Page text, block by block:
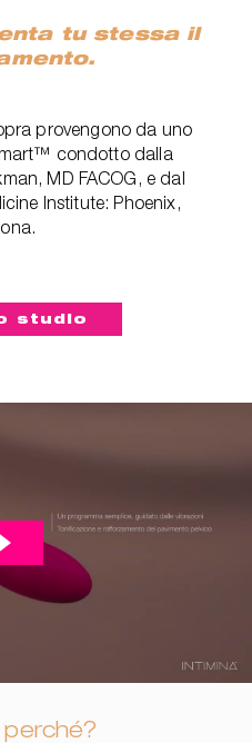
tu stessa il
provengono da uno
condotto dalla
MD FACOG, e dal
Institute: Phoenix,
studio